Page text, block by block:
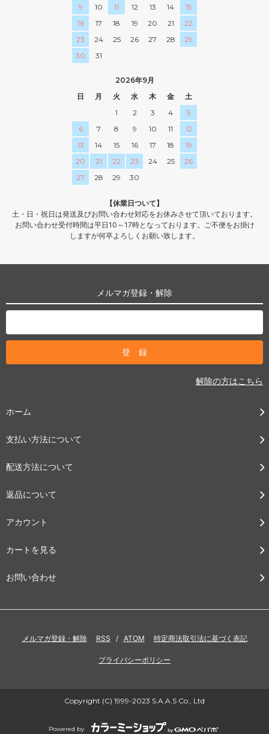
9
10 11 12 13 14
15
16
17 18 19 20 21
22
23
24 25 26 27 28
29
30
31
2026年9月
日
月 火 水 木 金
土
1
2 3 4
5
6
7 8 9 10 11
12
13
14 15 16 17 18
19
20
21 22 23 24 25
26
27
28 29 30
【休業日ついて】
土・日・祝日は発送及びお問い合わせ対応をお休みさせて頂いております。
お問い合わせ受付時間は平日10～17時となっております。ご不便をお掛け
しますが何卒よろしくお願い致します。
メルマガ登録・解除
解除の方はこちら
ホーム
支払い方法について
配送方法について
返品について
アカウント
カートを見る
お問い合わせ
メルマガ登録・解除 RSS / ATOM 特定商法取引法に基づく表記
プライバシーポリシー
Copyright (C) 1999-2023 S.A.A.S Co., Ltd
Powered by